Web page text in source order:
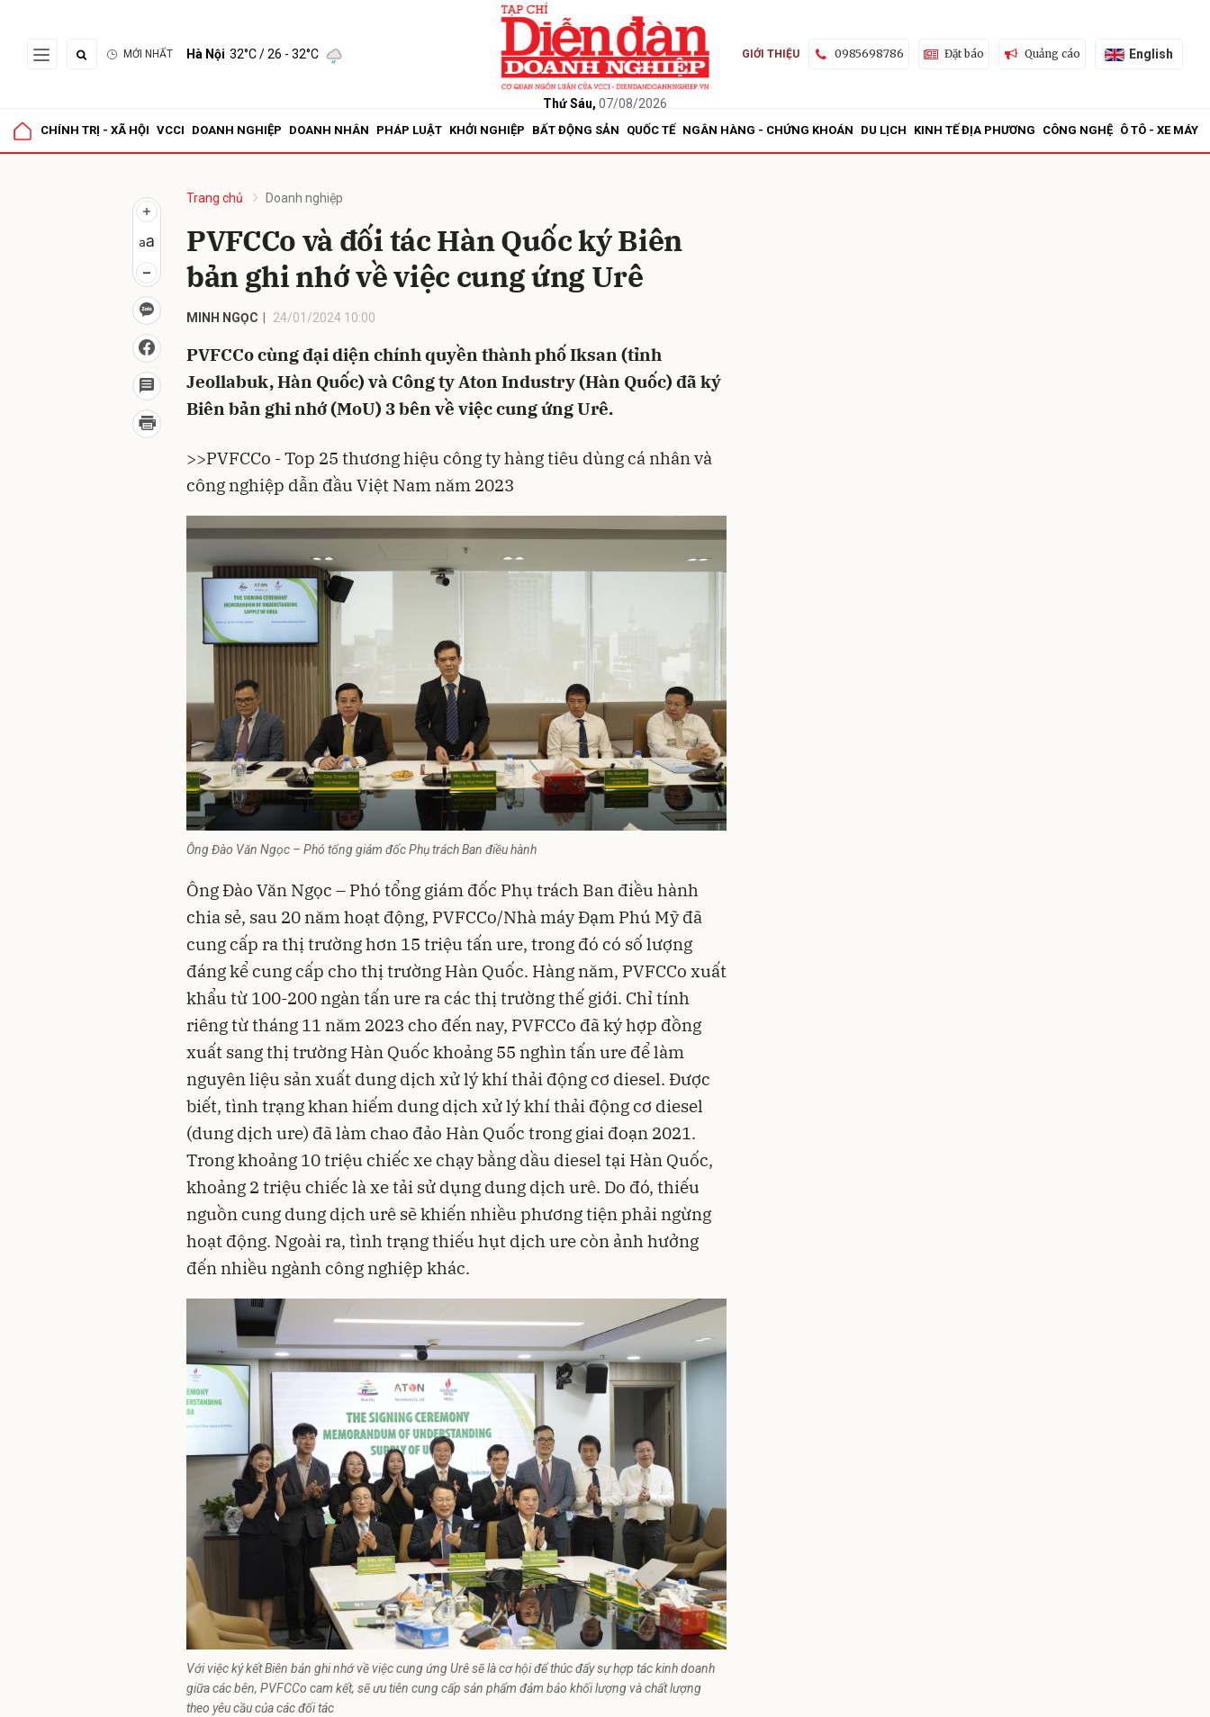
MỚI NHẤT Hà Nội 32°C/ 26 - 32°C
Thứ Sáu, 07/08/2026
GIỚI THIỆU 0985698786 Đặt báo Quảng cáo English
CHÍNH TRỊ - XÃ HỘI VCCI DOANH NGHIỆP DOANH NHÂN PHÁP LUẬT KHỞI NGHIỆP BẤT ĐỘNG SẢN QUỐC TẾ NGÂN HÀNG - CHỨNG KHOÁN DU LỊCH KINH TẾ ĐỊA PHƯƠNG CÔNG NGHỆ Ô TÔ - XE MÁY
Trang chủ Doanh nghiệp
PVFCCo và đối tác Hàn Quốc ký Biên
bản ghi nhớ về việc cung ứng Urê
MINH NGỌC 24/01/2024 10:00
PVFCCo cùng đại diện chính quyền thành phố Iksan (tỉnh
Jeollabuk, Hàn Quốc) và Công ty Aton Industry (Hàn Quốc) đã ký
Biên bản ghi nhớ (MoU) 3 bên về việc cung ứng Urê.
>>PVFCCo - Top 25 thương hiệu công ty hàng tiêu dùng cá nhân và
công nghiệp dẫn đầu Việt Nam năm 2023
Ông Đào Văn Ngọc – Phó tổng giám đốc Phụ trách Ban điều hành
Ông Đào Văn Ngọc – Phó tổng giám đốc Phụ trách Ban điều hành
chia sẻ, sau 20 năm hoạt động, PVFCCo/Nhà máy Đạm Phú Mỹ đã
cung cấp ra thị trường hơn 15 triệu tấn ure, trong đó có số lượng
đáng kể cung cấp cho thị trường Hàn Quốc. Hàng năm, PVFCCo xuất
khẩu từ 100-200 ngàn tấn ure ra các thị trường thế giới. Chỉ tính
riêng từ tháng 11 năm 2023 cho đến nay, PVFCCo đã ký hợp đồng
xuất sang thị trường Hàn Quốc khoảng 55 nghìn tấn ure để làm
nguyên liệu sản xuất dung dịch xử lý khí thải động cơ diesel. Được
biết, tình trạng khan hiếm dung dịch xử lý khí thải động cơ diesel
(dung dịch ure) đã làm chao đảo Hàn Quốc trong giai đoạn 2021.
Trong khoảng 10 triệu chiếc xe chạy bằng dầu diesel tại Hàn Quốc,
khoảng 2 triệu chiếc là xe tải sử dụng dung dịch urê. Do đó, thiếu
nguồn cung dung dịch urê sẽ khiến nhiều phương tiện phải ngừng
hoạt động. Ngoài ra, tình trạng thiếu hụt dịch ure còn ảnh hưởng
đến nhiều ngành công nghiệp khác.
Với việc ký kết Biên bản ghi nhớ về việc cung ứng Urê sẽ là cơ hội để thúc đẩy sự hợp tác kinh doanh
giữa các bên, PVFCCo cam kết, sẽ ưu tiên cung cấp sản phẩm đảm bảo khối lượng và chất lượng
theo yêu cầu của các đối tác